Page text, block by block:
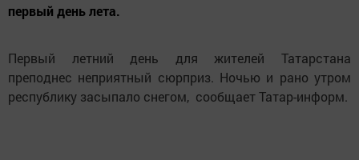
первый день лета.
Первый летний день для жителей Татарстана
преподнес неприятный сюрприз. Ночью и рано утром
республику засыпало снегом, сообщает Татар-информ.